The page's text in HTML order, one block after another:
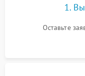
1.
Оставьте